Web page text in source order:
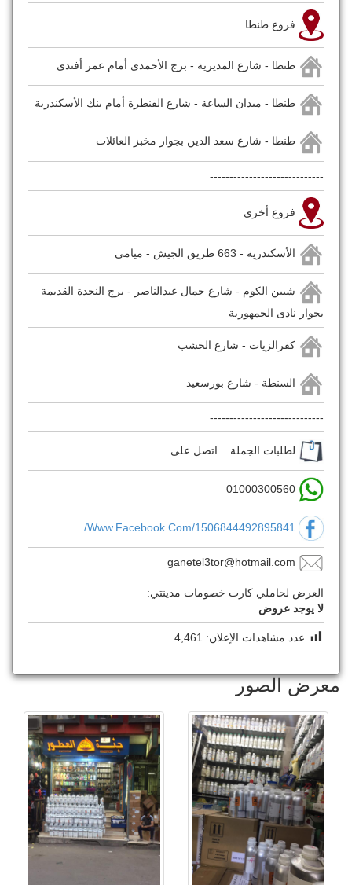
فروع طنطا
طنطا - شارع المديرية - برج الأحمدى أمام عمر أفندى
طنطا - ميدان الساعة - شارع القنطرة أمام بنك الأسكندرية
طنطا - شارع سعد الدين بجوار مخبز العائلات
-----------------------------
فروع أخرى
الأسكندرية - 663 طريق الجيش - ميامى
شبين الكوم - شارع جمال عبدالناصر - برج النجدة القديمة
بجوار نادى الجمهورية
كفرالزيات - شارع الخشب
السنطة - شارع بورسعيد
-----------------------------
لطلبات الجملة .. اتصل على
Www.facebook.com/1506844492895841/
ganetel3tor@hotmail.com
العرض لحاملي كارت خصومات مدينتي:
لا يوجد عروض
عدد مشاهدات الإعلان: 4,461
معرض الصور